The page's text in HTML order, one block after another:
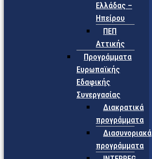
Ελλάδας –
Ηπείρου
ΠΕΠ
Αττικής
Προγράμματα
Ευρωπαϊκής
Εδαφικής
Συνεργασίας
Διακρατικά
προγράμματα
Διασυνοριακά
προγράμματα